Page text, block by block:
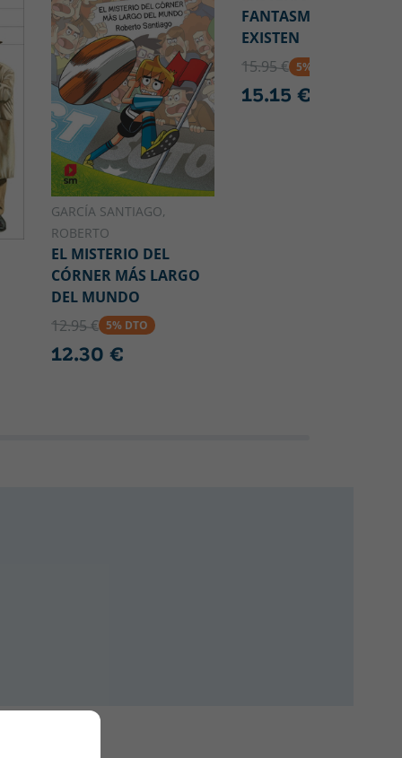
GARCÍA SANTIAGO,
ROBERTO
EL MISTERIO DEL
CÓRNER MÁS LARGO
DEL MUNDO
12.95 € 5% DTO
12.30 €
FANTASMAS NO
EXISTEN
15.95 € 5% DTO
15.15 €